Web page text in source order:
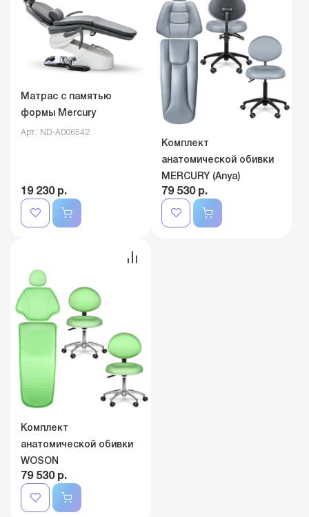
Матрас с памятью
формы Mercury
Арт.: ND-A006542
19 230 р.
Комплект
анатомической обивки
MERCURY (Anya)
79 530 р.
Комплект
анатомической обивки
WOSON
79 530 р.